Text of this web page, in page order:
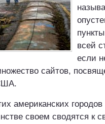
всей
если
сайтов,
американских
своем сводятся к